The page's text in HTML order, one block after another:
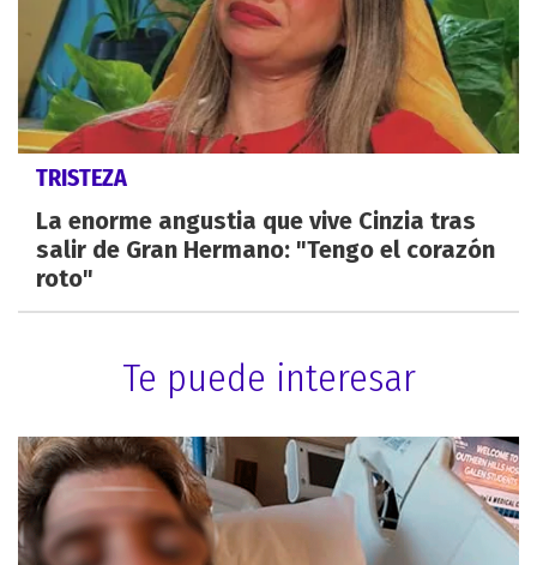
TRISTEZA
La enorme angustia que vive Cinzia tras
salir de Gran Hermano: "Tengo el corazón
roto"
Te puede interesar